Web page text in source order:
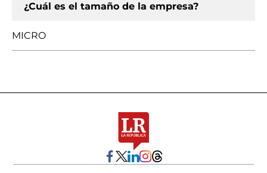
¿Cuál es el tamaño de la empresa?
MICRO